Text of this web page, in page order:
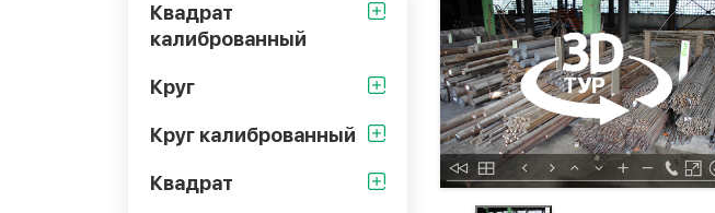
Квадрат
калиброванный
Круг
Круг калиброванный
Квадрат